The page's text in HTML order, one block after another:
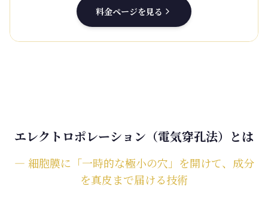
料金ページを見る
エレクトロポレーション（電気穿孔法）とは
― 細胞膜に「一時的な極小の穴」を開けて、成分
を真皮まで届ける技術